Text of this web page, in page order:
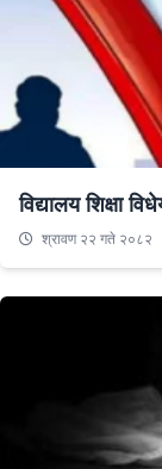
विद्यालय शिक्षा
श्रावण २२ गते २०८२